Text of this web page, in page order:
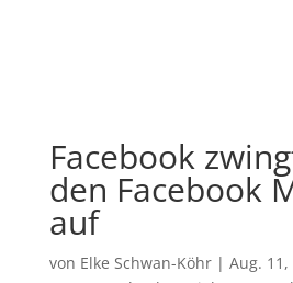
Facebook
den Facebook
auf
von Elke Schwan-Köhr| Aug. 11,